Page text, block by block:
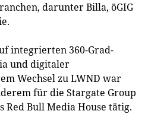
darunter Billa, öGIG
integrierten 360-Grad-
und digitaler
Wechsel zu LWND war
für die Stargate Group
Red Bull Media House tätig.